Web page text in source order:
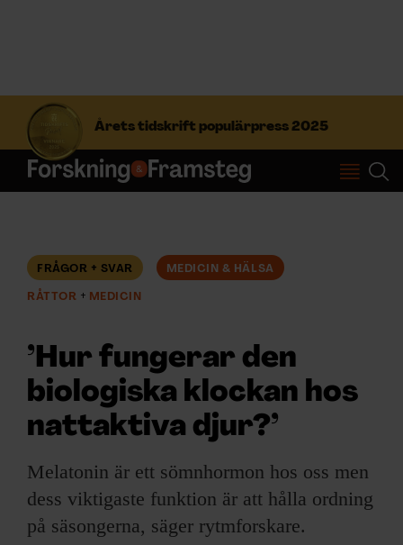
Årets tidskrift populärpress 2025
S
f
t
Prenumerera
ÄMNEN
ARKIV & E-TIDNING
EVENEMANG & RESOR
FRÅGOR + SVAR MEDICIN & HÄLSA
RÅTTOR MEDICIN
’Hur fungerar den
biologiska klockan hos
nattaktiva djur?’
Melatonin är ett sömnhormon hos oss men
dess viktigaste funktion är att hålla ordning
på säsongerna, säger rytmforskare.